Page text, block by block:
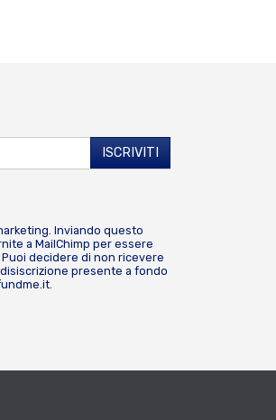
Inviando questo
a MailChimp per essere
Puoi decidere di non ricevere
presente a fondo
.